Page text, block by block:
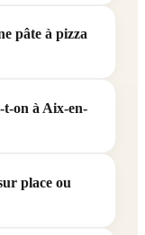
pâte à pizza
t-on à Aix-en-
place ou